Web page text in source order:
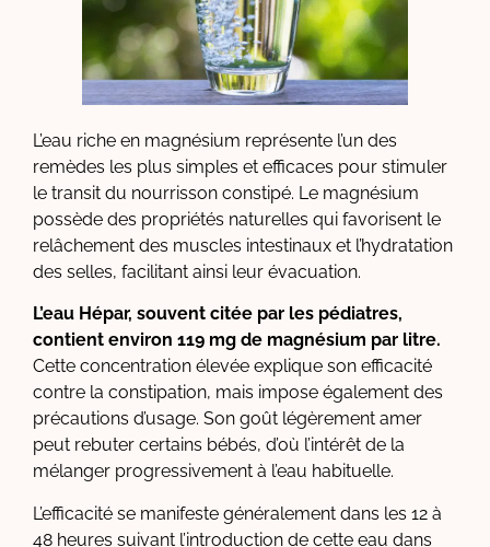
L’eau riche en magnésium représente l’un des
remèdes les plus simples et efficaces pour stimuler
le transit du nourrisson constipé. Le magnésium
possède des propriétés naturelles qui favorisent le
relâchement des muscles intestinaux et l’hydratation
des selles, facilitant ainsi leur évacuation.
L’eau Hépar, souvent citée par les pédiatres,
contient environ 119 mg de magnésium par litre.
Cette concentration élevée explique son efficacité
contre la constipation, mais impose également des
précautions d’usage. Son goût légèrement amer
peut rebuter certains bébés, d’où l’intérêt de la
mélanger progressivement à l’eau habituelle.
L’efficacité se manifeste généralement dans les 12 à
48 heures suivant l’introduction de cette eau dans